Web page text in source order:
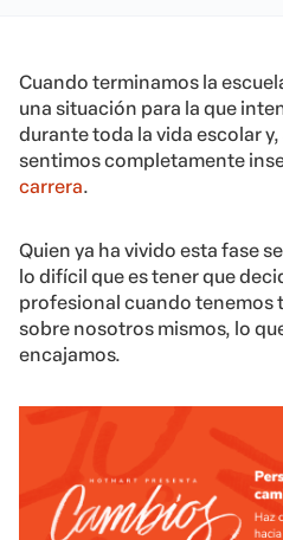
Cuando terminamos la
una situación para la que
durante toda la vida escolar
sentimos completamente
carrera.
Quien ya ha vivido esta fase
lo difícil que es tener que
profesional cuando
sobre nosotros mismos, lo
encajamos.